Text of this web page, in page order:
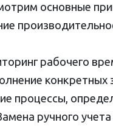
основные
рабочего
конкретных
процессы,
ручного